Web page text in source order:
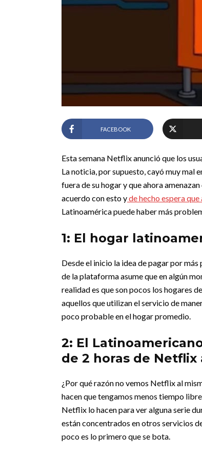
FACEBOOK
Esta semana Netflix anunció que los
La noticia, por supuesto, cayó muy mal
fuera de su hogar y que ahora
acuerdo con esto yde hecho espera
Latinoamérica puede haber más
1: El hogar
Desde el inicio la idea de pagar por
de la plataforma asume que en algún
realidad es que son pocos los hogares
aquellos que utilizan el servicio de
poco probable en el hogar promedio.
2: El
de 2 horas de Netflix
¿Por qué razón no vemos Netflix al
hacen que tengamos menos tiempo
Netflix lo hacen para ver alguna serie
están concentrados en otros servicios
poco es lo primero que se bota.